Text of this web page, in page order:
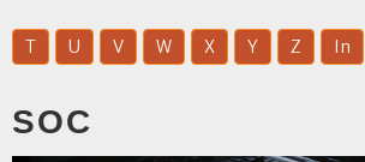
T U V W X Y Z In
SOC